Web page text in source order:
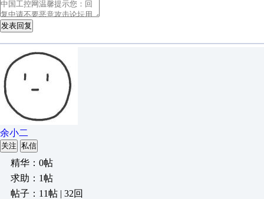
发表回复
余小二
关注 私信
精华：0帖
求助：1帖
帖子：11帖 | 32回